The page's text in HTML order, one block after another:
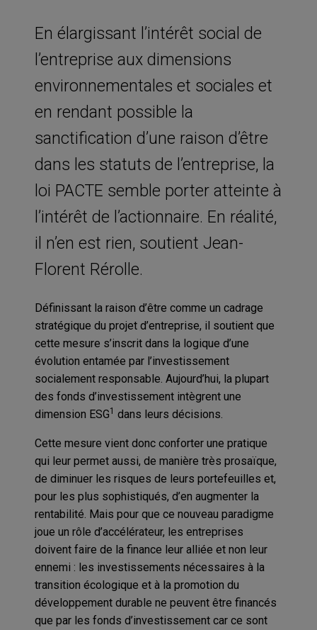
En élargissant l’intérêt social de
l’entreprise aux dimensions
environnementales et sociales et
en rendant possible la
sanctification d’une raison d’être
dans les statuts de l’entreprise, la
loi PACTE semble porter atteinte à
l’intérêt de l’actionnaire. En réalité,
il n’en est rien, soutient Jean-
Florent Rérolle.
Définissant la raison d’être comme un cadrage
stratégique du projet d’entreprise, il soutient que
cette mesure s’inscrit dans la logique d’une
évolution entamée par l’investissement
socialement responsable. Aujourd’hui, la plupart
des fonds d’investissement intègrent une
dimension ESG1 dans leurs décisions.
Cette mesure vient donc conforter une pratique
qui leur permet aussi, de manière très prosaïque,
de diminuer les risques de leurs portefeuilles et,
pour les plus sophistiqués, d’en augmenter la
rentabilité. Mais pour que ce nouveau paradigme
joue un rôle d’accélérateur, les entreprises
doivent faire de la finance leur alliée et non leur
ennemi : les investissements nécessaires à la
transition écologique et à la promotion du
développement durable ne peuvent être financés
que par les fonds d’investissement car ce sont